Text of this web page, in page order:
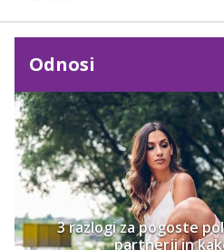
Odnosi
3 razlogi za pogoste
partnerji in